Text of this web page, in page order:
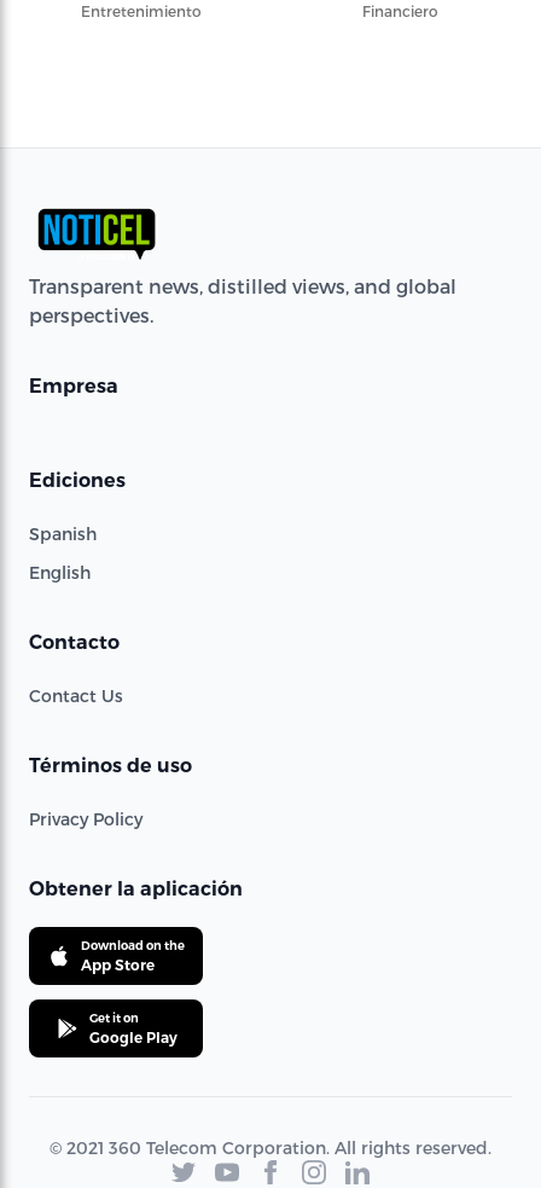
Entretenimiento
Financiero
Transparent news, distilled views, and global
perspectives.
Empresa
Ediciones
Spanish
English
Contacto
Contact Us
Términos de uso
Privacy Policy
Obtener la aplicación
Download on the
App Store
Get it on
Google Play
© 2021 360 Telecom Corporation. All rights reserved.